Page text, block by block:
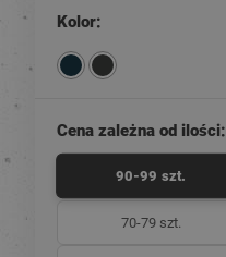
Kolor:
Cena zależna od ilości:
90-99 szt.
70-79 szt.